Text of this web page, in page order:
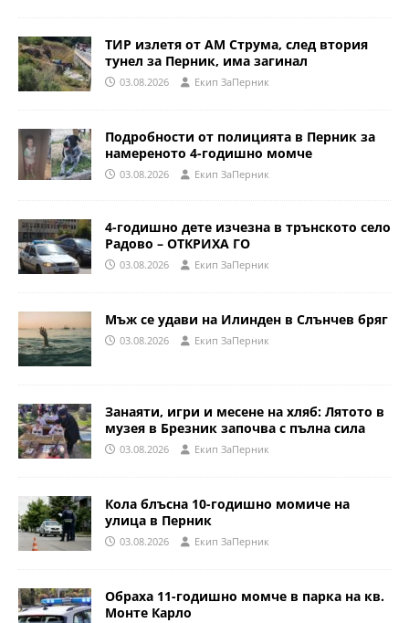
ТИР излетя от АМ Струма, след втория
тунел за Перник, има загинал
03.08.2026 Eкип ЗаПерник
Подробности от полицията в Перник за
намереното 4-годишно момче
03.08.2026 Eкип ЗаПерник
4-годишно дете изчезна в трънското село
Радово – ОТКРИХА ГО
03.08.2026 Eкип ЗаПерник
Мъж се удави на Илинден в Слънчев бряг
03.08.2026 Eкип ЗаПерник
Занаяти, игри и месене на хляб: Лятото в
музея в Брезник започва с пълна сила
03.08.2026 Eкип ЗаПерник
Кола блъсна 10-годишно момиче на
улица в Перник
03.08.2026 Eкип ЗаПерник
Обраха 11-годишно момче в парка на кв.
Монте Карло